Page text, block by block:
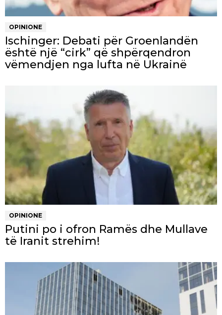
OPINIONE
Ischinger: Debati për Groenlandën
është një “cirk” që shpërqendron
vëmendjen nga lufta në Ukrainë
OPINIONE
Putini po i ofron Ramës dhe Mullave
të Iranit strehim!